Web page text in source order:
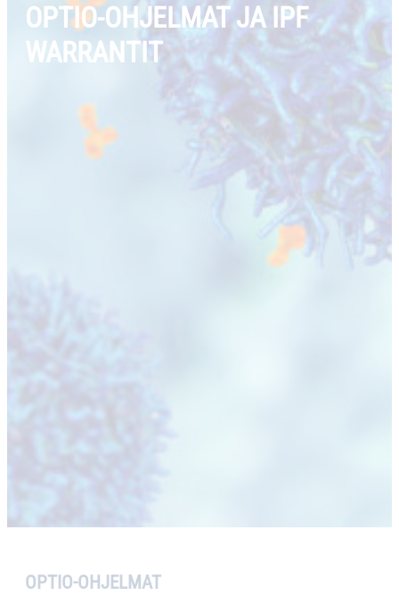
OPTIO-OHJELMAT JA IPF
WARRANTIT
OPTIO-OHJELMAT